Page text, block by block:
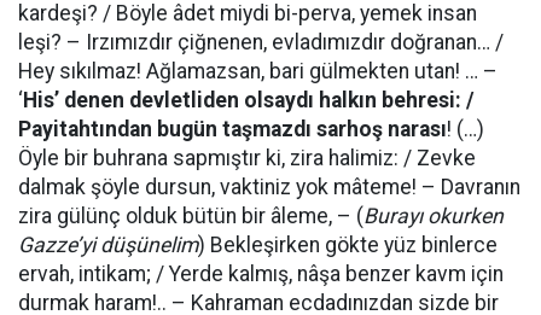
kardeşi? / Böyle âdet miydi bi-perva, yemek insan
leşi? – Irzımızdır çiğnenen, evladımızdır doğranan… /
Hey sıkılmaz! Ağlamazsan, bari gülmekten utan! … –
‘ His’ denen devletliden olsaydı halkın behresi: /
Payitahtından bugün taşmazdı sarhoş narası! (…)
Öyle bir buhrana sapmıştır ki, zira halimiz: / Zevke
dalmak şöyle dursun, vaktiniz yok mâteme! – Davranın
zira gülünç olduk bütün bir âleme, – (Burayı okurken
Gazze’yi düşünelim) Bekleşirken gökte yüz binlerce
ervah, intikam; / Yerde kalmış, nâşa benzer kavm için
durmak haram!.. – Kahraman ecdadınızdan sizde bir